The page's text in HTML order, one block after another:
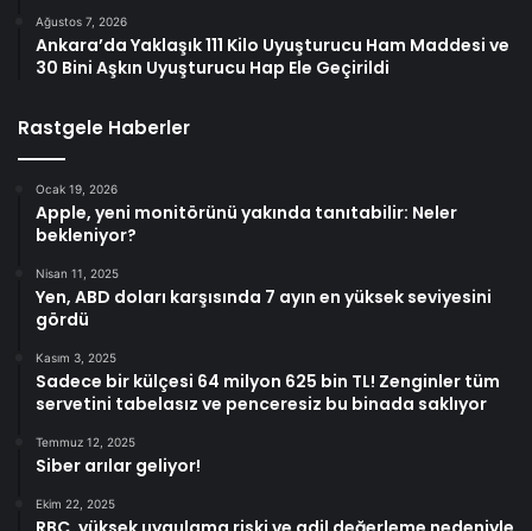
Ağustos 7, 2026
Ankara’da Yaklaşık 111 Kilo Uyuşturucu Ham Maddesi ve
30 Bini Aşkın Uyuşturucu Hap Ele Geçirildi
Rastgele Haberler
Ocak 19, 2026
Apple, yeni monitörünü yakında tanıtabilir: Neler
bekleniyor?
Nisan 11, 2025
Yen, ABD doları karşısında 7 ayın en yüksek seviyesini
gördü
Kasım 3, 2025
Sadece bir külçesi 64 milyon 625 bin TL! Zenginler tüm
servetini tabelasız ve penceresiz bu binada saklıyor
Temmuz 12, 2025
Siber arılar geliyor!
Ekim 22, 2025